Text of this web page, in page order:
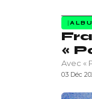
«
Avec «
03 Déc